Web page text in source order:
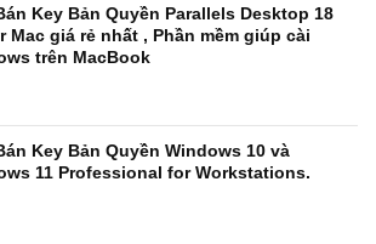
Key Bản Quyền Parallels Desktop 18
Mac giá rẻ nhất , Phần mềm giúp cài
trên MacBook
Key Bản Quyền Windows 10 và
11 Professional for Workstations.